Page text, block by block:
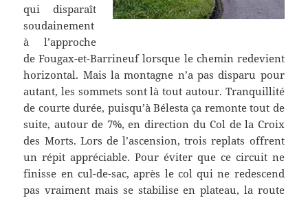
qui disparaît
soudainement
à l’approche
de Fougax-et-Barrineuf lorsque le chemin redevient
horizontal. Mais la montagne n’a pas disparu pour
autant, les sommets sont là tout autour. Tranquillité
de courte durée, puisqu’à Bélesta ça remonte tout de
suite, autour de 7%, en direction du Col de la Croix
des Morts. Lors de l’ascension, trois replats offrent
un répit appréciable. Pour éviter que ce circuit ne
finisse en cul-de-sac, après le col qui ne redescend
pas vraiment mais se stabilise en plateau, la route